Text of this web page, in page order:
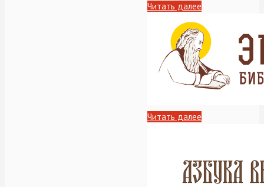
Читать далее
Читать далее